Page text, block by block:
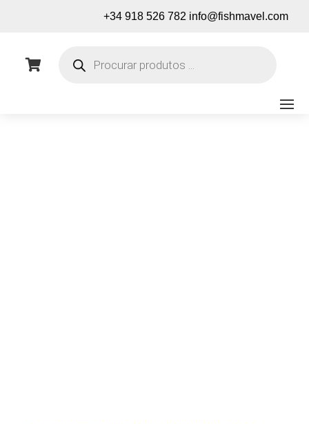
+34 918 526 782 info@fishmavel.com

produtos